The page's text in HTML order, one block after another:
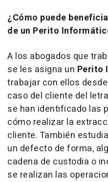
¿Cómo puede
de un Perito
A los abogados que
se les asigna un Perito
trabajar con ellos
caso del cliente del
se han identificado las
cómo realizar la
cliente. También
un defecto de forma,
cadena de custodia o
se realizan las